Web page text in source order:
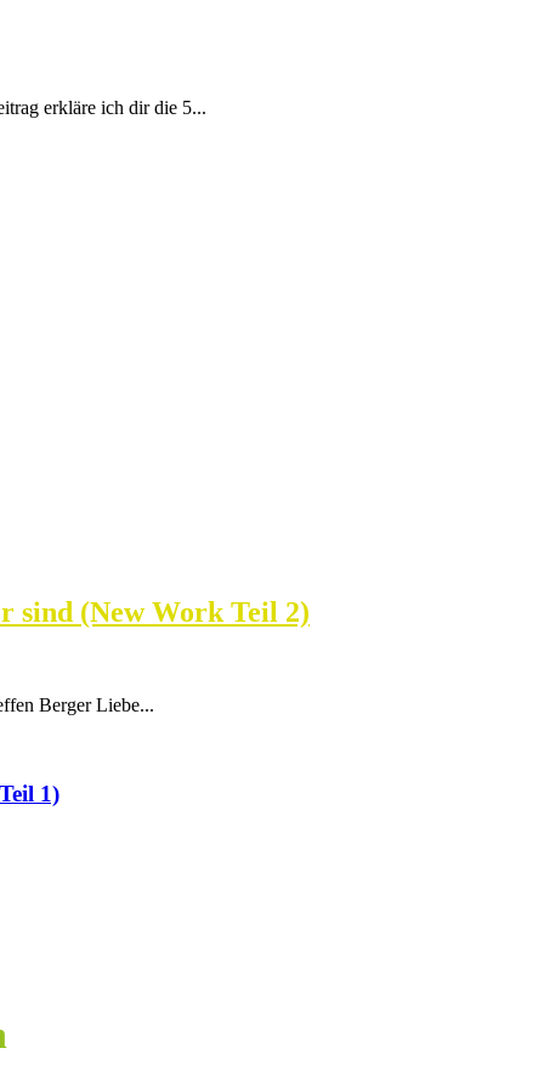
erkläre ich dir die 5...
sind (New Work Teil 2)
Berger Liebe...
1)